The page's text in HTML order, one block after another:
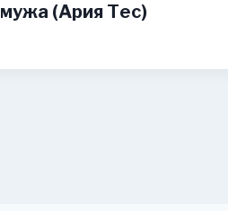
мужа (Ария Тес)